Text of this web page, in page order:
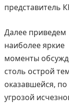
представитель
Далее приведем
наиболее яркие
моменты
столь острой
оказавшейся,
угрозой